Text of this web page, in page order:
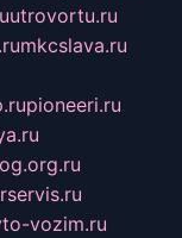
utrovortu.ru
mkcslava.ru
pioneeri.ru
vozim.ru